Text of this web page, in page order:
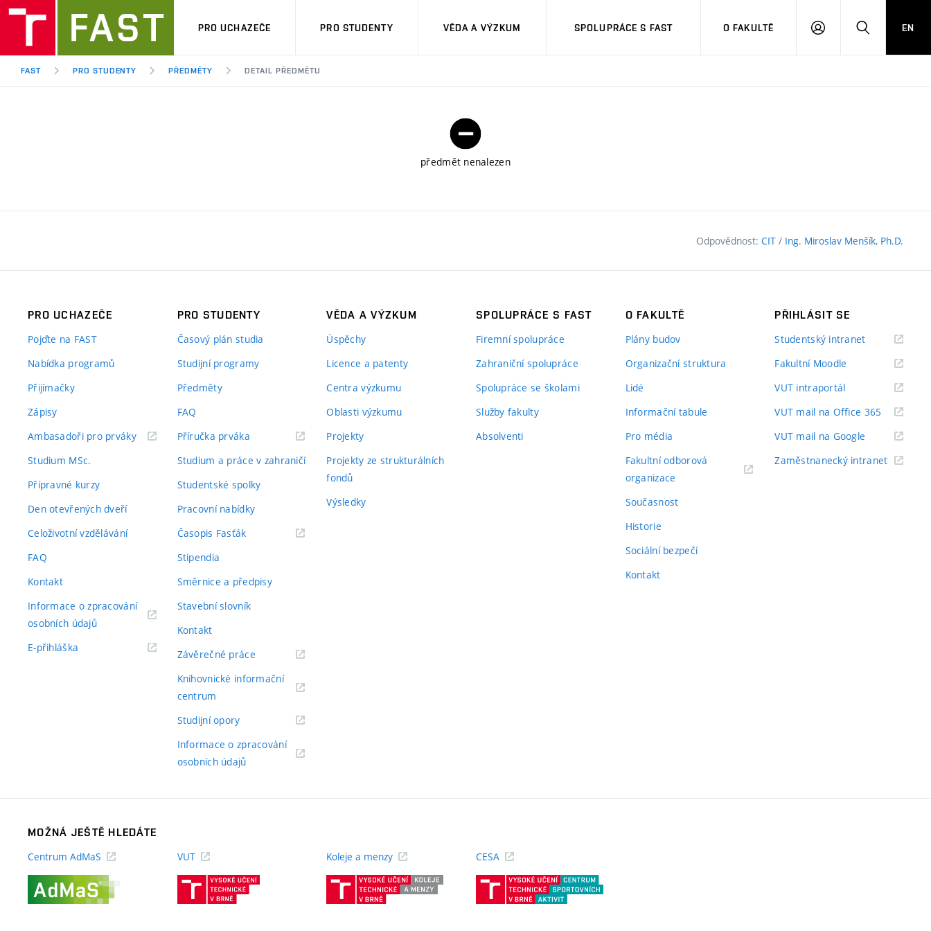
PRO UCHAZEČE PRO STUDENTY VĚDA A VÝZKUM SPOLUPRÁCE S FAST O FAKULTĚ
PŘIHLÁSITHLEDAT
EN
FAST PRO STUDENTY PŘEDMĚTY DETAIL PŘEDMĚTU
předmět nenalezen
Odpovědnost: CIT / Ing. Miroslav Menšík, Ph.D.
PRO UCHAZEČE
Pojďte na FAST
Nabídka programů
Přijímačky
Zápisy
Ambasadoři pro prváky(externí
Studium MSc.
Přípravné kurzy
Den otevřených dveří
Celoživotní vzdělávání
FAQ
Kontakt
Informace o zpracování
osobních údajů(externí
E-přihláška
PRO STUDENTY
Časový plán studia
Studijní programy
Předměty
FAQ
Příručka prváka(externí
Studium a práce v zahraničí
Studentské spolky
Pracovní nabídky
Časopis Fasťák(externí
Stipendia
Směrnice a předpisy
Stavební slovník
Kontakt
Závěrečné práce(externí
Knihovnické informační
centrum
Studijní opory(externí
Informace o zpracování
osobních údajů(externí
VĚDA A VÝZKUM
Úspěchy
Licence a patenty
Centra výzkumu
Oblasti výzkumu
Projekty
Projekty ze strukturálních
fondů
Výsledky
SPOLUPRÁCE S FAST
Firemní spolupráce
Zahraniční spolupráce
Spolupráce se školami
Služby fakulty
Absolventi
O FAKULTĚ
Plány budov
Organizační struktura
Lidé
Informační tabule
Pro média
Fakultní odborová
organizace
Současnost
Historie
Sociální bezpečí
Kontakt
PŘIHLÁSIT SE
Studentský intranet(externí
Fakultní Moodle
VUT intraportál(externí
VUT mail na Office 365 (externí
VUT mail na Google (externí
Zaměstnanecký intranet(externí
MOŽNÁ JEŠTĚ HLEDÁTE
Centrum AdMaS
VUT
(externí
Koleje a menzy
(externí
CESA